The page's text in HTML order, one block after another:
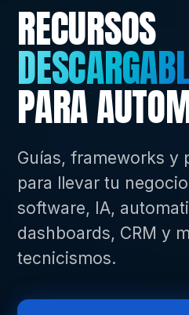
RECURSOS
PARA
Guías, frameworks y
para llevar tu
software, IA,
dashboards, CRM y
tecnicismos.